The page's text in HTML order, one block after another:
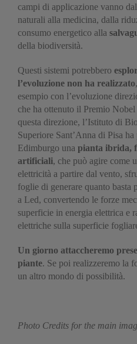
campi di applicazione vanno
naturali alla medicina, dalla
consumo energetico alla
della biodiversità.
Questi sistemi potrebbero
l’evoluzione non ha realizzato
esempio con l’evoluzione
che ha ottenuto il Premio
questa direzione, l’Istituto di
Superiore Sant’Anna di Pisa
Edimburgo una pianta ibrida,
artificiali, che può agire come
elettricità a partire dal vento,
foglie di generare quanto basta
a Led, convertendo le forze
superficie in energia elettrica e
elettriche sulla superficie
Un giorno attaccheremo
piante. Se poi realizzeremo la
un altro mondo di possibilità.
Photo Credits for the main